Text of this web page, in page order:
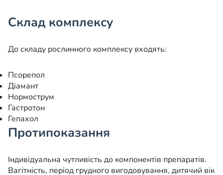
Склад комплексу
До складу рослинного комплексу входять:
Псорепол
Діамант
Нормострум
Гастротон
Гепахол
Протипоказання
Індивідуальна чутливість до компонентів препаратів.
Вагітність, період грудного вигодовування, дитячий вік